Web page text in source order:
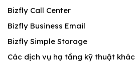
Bizfly Call Center
Bizfly Business Email
Bizfly Simple Storage
Các dịch vụ hạ tầng kỹ thuật khác